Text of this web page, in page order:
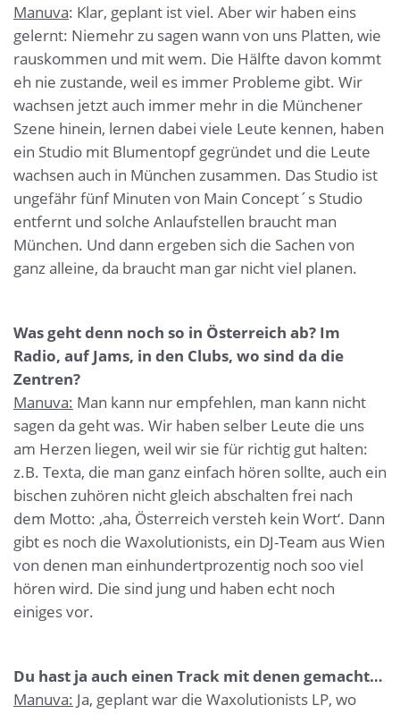
Manuva: Klar, geplant ist viel. Aber wir haben eins
gelernt: Niemehr zu sagen wann von uns Platten, wie
rauskommen und mit wem. Die Hälfte davon kommt
eh nie zustande, weil es immer Probleme gibt. Wir
wachsen jetzt auch immer mehr in die Münchener
Szene hinein, lernen dabei viele Leute kennen, haben
ein Studio mit Blumentopf gegründet und die Leute
wachsen auch in München zusammen. Das Studio ist
ungefähr fünf Minuten von Main Concept´s Studio
entfernt und solche Anlaufstellen braucht man
München. Und dann ergeben sich die Sachen von
ganz alleine, da braucht man gar nicht viel planen.
Was geht denn noch so in Österreich ab? Im
Radio, auf Jams, in den Clubs, wo sind da die
Zentren?
Manuva: Man kann nur empfehlen, man kann nicht
sagen da geht was. Wir haben selber Leute die uns
am Herzen liegen, weil wir sie für richtig gut halten:
z.B. Texta, die man ganz einfach hören sollte, auch ein
bischen zuhören nicht gleich abschalten frei nach
dem Motto: ‚aha, Österreich versteh kein Wort‘. Dann
gibt es noch die Waxolutionists, ein DJ-Team aus Wien
von denen man einhundertprozentig noch soo viel
hören wird. Die sind jung und haben echt noch
einiges vor.
Du hast ja auch einen Track mit denen gemacht…
Manuva: Ja, geplant war die Waxolutionists LP, wo